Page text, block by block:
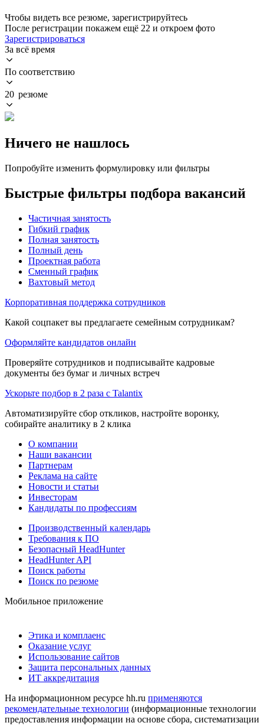
Чтобы видеть все резюме, зарегистрируйтесь
После регистрации покажем ещё 22 и откроем фото
Зарегистрироваться
За всё время
По соответствию
20 резюме
Ничего не нашлось
Попробуйте изменить формулировку или фильтры
Быстрые фильтры подбора вакансий
Частичная занятость
Гибкий график
Полная занятость
Полный день
Проектная работа
Сменный график
Вахтовый метод
Корпоративная поддержка сотрудников
Какой соцпакет вы предлагаете семейным сотрудникам?
Оформляйте кандидатов онлайн
Проверяйте сотрудников и подписывайте кадровые
документы без бумаг и личных встреч
Ускорьте подбор в 2 раза с Talantix
Автоматизируйте сбор откликов, настройте воронку,
собирайте аналитику в 2 клика
О компании
Наши вакансии
Партнерам
Реклама на сайте
Новости и статьи
Инвесторам
Кандидаты по профессиям
Производственный календарь
Требования к ПО
Безопасный HeadHunter
HeadHunter API
Поиск работы
Поиск по резюме
Мобильное приложение
Этика и комплаенс
Оказание услуг
Использование сайтов
Защита персональных данных
ИТ аккредитация
На информационном ресурсе hh.ru применяются
рекомендательные технологии (информационные технологии
предоставления информации на основе сбора, систематизации